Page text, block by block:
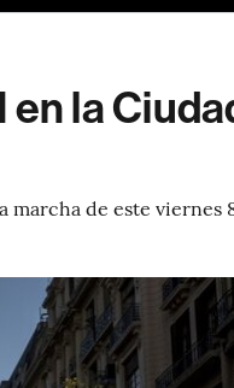
la
marcha de este viernes